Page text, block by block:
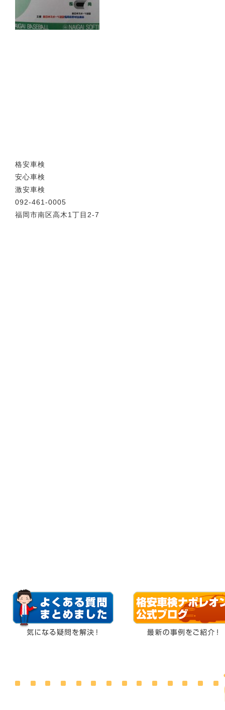
格安車検
安心車検
激安車検
092-461-0005
福岡市南区高木1丁目2-7